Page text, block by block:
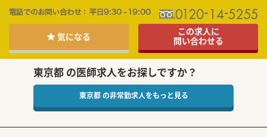
気になる
この求人に
問い合わせる
東京都 の医師求人をお探しですか？
東京都 の非常勤求人をもっと見る